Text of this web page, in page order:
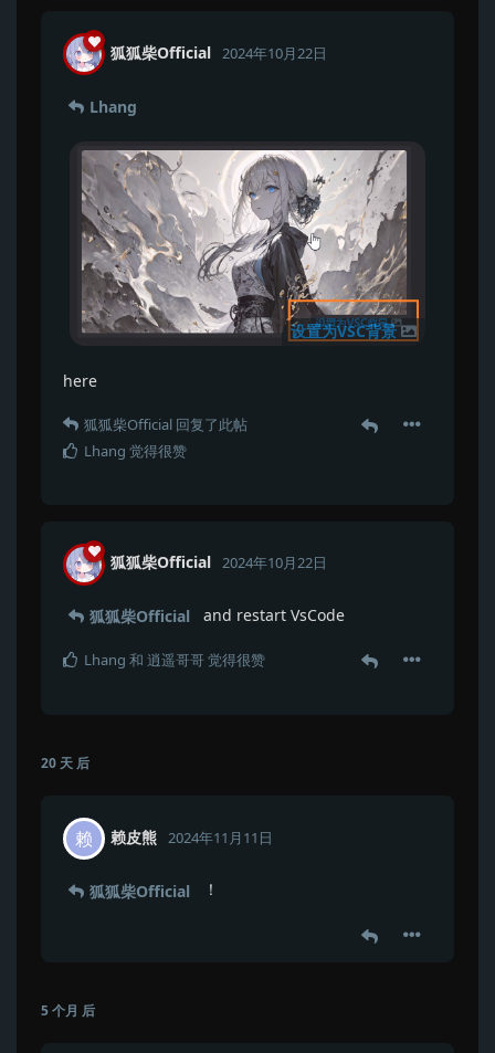
狐狐柴Official 2024年10月22日
Lhang
设置为VSC背景
here
狐狐柴Official 回复了此帖
Lhang 觉得很赞
狐狐柴Official 2024年10月22日
狐狐柴Official and restart VsCode
Lhang 和 逍遥哥哥觉得很赞
20 天 后
赖 赖皮熊 2024年11月11日
狐狐柴Official ！
5 个月 后